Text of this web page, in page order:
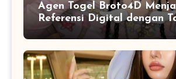
Agen Togel Broto4D
Referensi Digital dengan
yang Lebih Efisien